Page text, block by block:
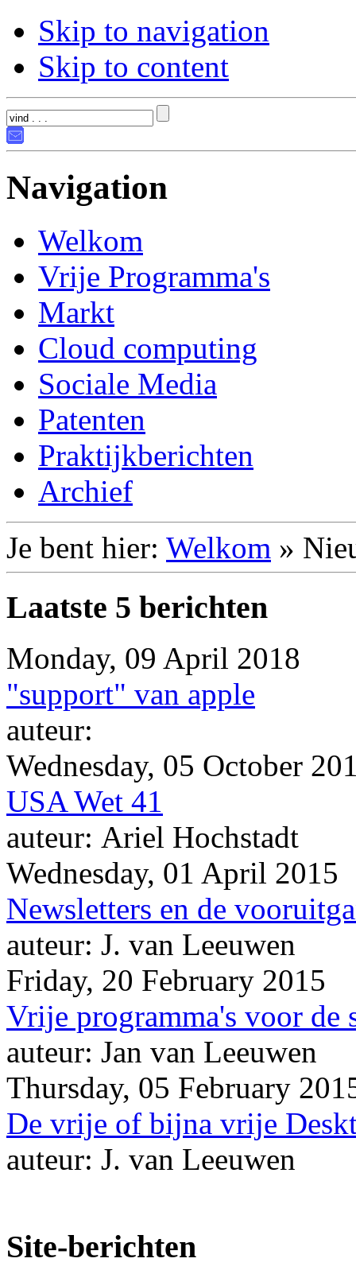
Skip to navigation
Skip to content
Navigation
Welkom
Vrije Programma's
Markt
Cloud computing
Sociale Media
Patenten
Praktijkberichten
Archief
Je bent hier: Welkom »
Laatste 5 berichten
Monday, 09 April 2018
"support" van apple
auteur:
Wednesday, 05 October
USA Wet 41
auteur: Ariel Hochstadt
Wednesday, 01 April 2015
Newsletters en de
auteur: J. van Leeuwen
Friday, 20 February 2015
Vrije programma's voor de
auteur: Jan van Leeuwen
Thursday, 05 February
De vrije of bijna vrije
auteur: J. van Leeuwen
Site-berichten